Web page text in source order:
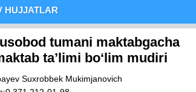
HUJJATLAR
tumani maktabgacha
ta’limi bo‘lim mudiri
Suxrobbek Mukimjanovich